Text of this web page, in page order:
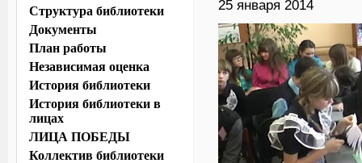
25 января 2014
Структура библиотеки
Документы
План работы
Независимая оценка
История библиотеки
История библиотеки в
лицах
ЛИЦА ПОБЕДЫ
Коллектив библиотеки